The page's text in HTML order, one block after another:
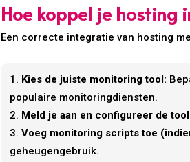
Hoe koppel je hosting
Een correcte integratie van hosting
Kies de juiste monitoring tool:
populaire monitoringdiensten.
Meld je aan en configureer de
Voeg monitoring scripts toe
geheugengebruik.